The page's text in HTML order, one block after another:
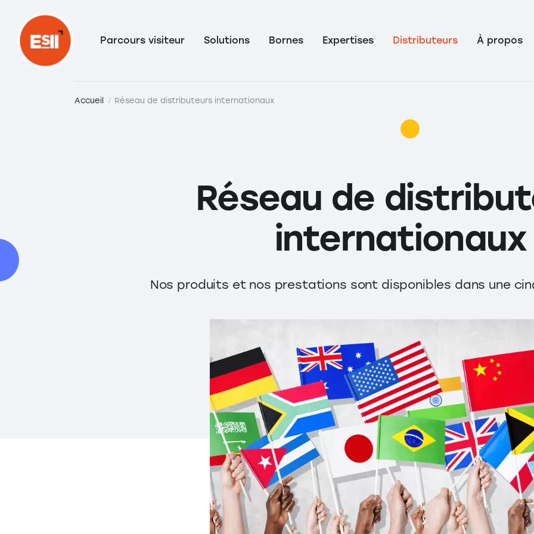
Parcours visiteur Solutions Bornes Expertises Distributeurs À propos
Accueil Réseau de distributeurs internationaux
Réseau de
internationaux
Nos produits et nos prestations sont disponibles dans une